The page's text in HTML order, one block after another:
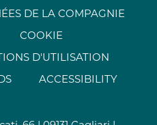
DE LA COMPAGNIE
COOKIE
D'UTILISATION
ACCESSIBILITY